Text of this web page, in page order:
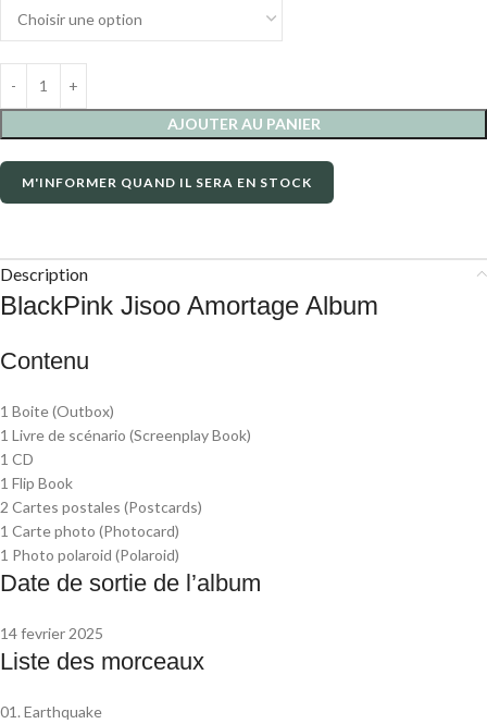
AJOUTER AU PANIER
M'INFORMER QUAND IL SERA EN STOCK
Description
BlackPink Jisoo Amortage Album
Contenu
1 Boite (Outbox)
1 Livre de scénario (Screenplay Book)
1 CD
1 Flip Book
2 Cartes postales (Postcards)
1 Carte photo (Photocard)
1 Photo polaroid (Polaroid)
Date de sortie de l’album
14 fevrier 2025
Liste des morceaux
01. Earthquake